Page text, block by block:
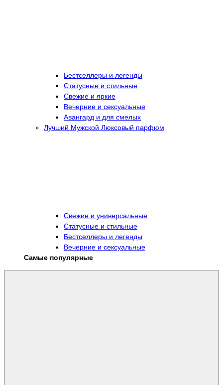
Бестселлеры и легенды
Статусные и стильные
Свежие и яркие
Вечерние и сексуальные
Авангард и для смелых
Лучший Мужской Люксовый парфюм
Свежие и универсальные
Статусные и стильные
Бестселлеры и легенды
Вечерние и сексуальные
Самые популярные